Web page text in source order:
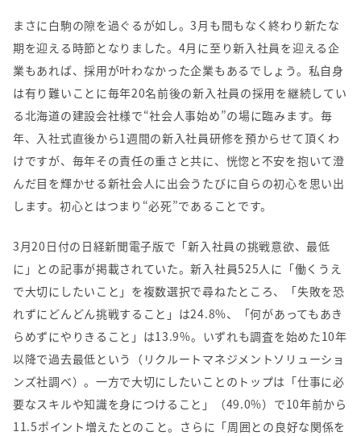
まさに白駒の隙を過ぐるが如し。3月も間もなく終わり新たな
期を迎える時節となりました。4月に至り新入社員を迎える企
業もあれば、採用が叶わなかった企業もあるでしょう。私自身
は有り難いことに毎年20名前後の新入社員の採用を継続してい
る北海道の建設会社様で“社会人事始め”の場に臨みます。毎
年、入社式直後から1週間の新入社員研修を預からせて頂くわ
けですが、毎年その責任の重さと共に、恍惚と不安を抱いて澄
んだ目を輝かせる新社会人に出会うたびに自らの初心を思い出
します。初心とはつまり“必死”であることです。
3月20日付の日経新聞電子版で「新入社員の挑戦意欲、最低
に」との記事が掲載されていた。新入社員525人に「働くうえ
で大切にしたいこと」を複数選択で尋ねたところ、「失敗を恐
れずにどんどん挑戦すること」は24.8%、「何があってもあき
らめずにやりきること」は13.9%。いずれも調査を始めた10年
以降で過去最低という（リクルートマネジメントソリューショ
ンズ社調べ）。一方で大切にしたいことのトップは「仕事に必
要なスキルや知識を身につけること」（49.0%）で10年前から
11.5ポイント増えたとのこと。さらに「周囲との良好な関係を